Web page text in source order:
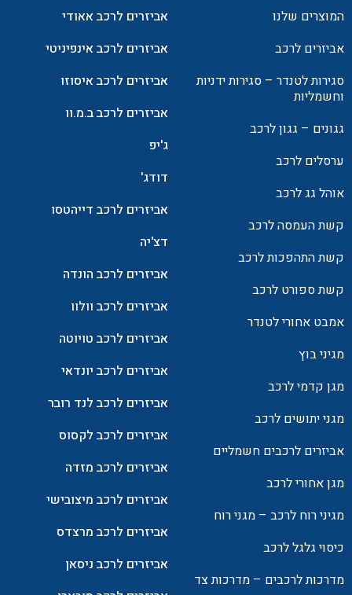
המוצרים שלנו
אביזרים לרכב
סגירות לטנדר – סגירות ידניות
וחשמליות
גגונים – גגון לרכב
ערסלים לרכב
אוהל גג לרכב
קשת העמסה לרכב
קשת התהפכות לרכב
קשת ספורט לרכב
אמבט אחורי לטנדר
מגיני בוץ
מגן קדמי לרכב
מגני יתושים לרכב
אביזרים לרכבים חשמליים
מגן אחורי לרכב
מגיני רוח לרכב – מגני רוח
כיסוי גלגל לרכב
מדרכות לרכבים – מדרכות צד
אביזרים לרכב אאודי
אביזרים לרכב אינפיניטי
אביזרים לרכב איסוזו
אביזרים לרכב ב.מ.וו
ג'יפ
דודג'
אביזרים לרכב דייהטסו
דצ'יה
אביזרים לרכב הונדה
אביזרים לרכב וולוו
אביזרים לרכב טויוטה
אביזרים לרכב יונדאי
אביזרים לרכב לנד רובר
אביזרים לרכב לקסוס
אביזרים לרכב מזדה
אביזרים לרכב מיצובישי
אביזרים לרכב מרצדס
אביזרים לרכב ניסאן